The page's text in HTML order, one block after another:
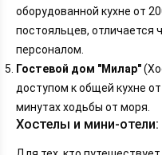
оборудованной кухне от
постояльцев, отличается
персоналом.
Гостевой дом "Милар"
доступом к общей кухне
минутах ходьбы от моря.
Хостелы и мини-отели: